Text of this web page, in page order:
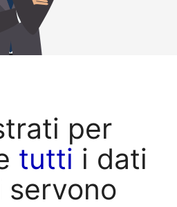
per
tutti i dati
servono